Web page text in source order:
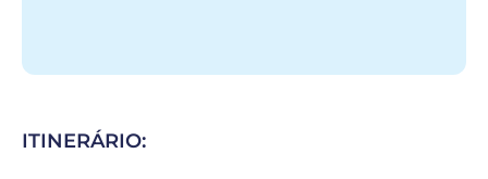
ITINERÁRIO: